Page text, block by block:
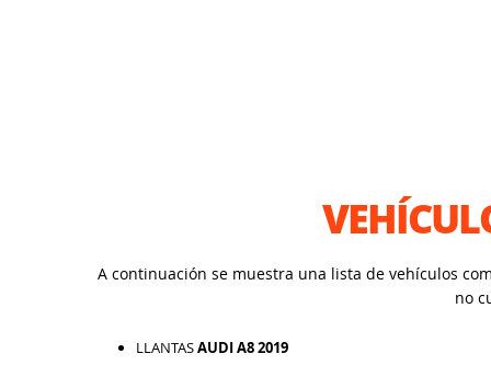
A continuación se muestra una lista de vehículos
no
LLANTASAUDI A8 2019